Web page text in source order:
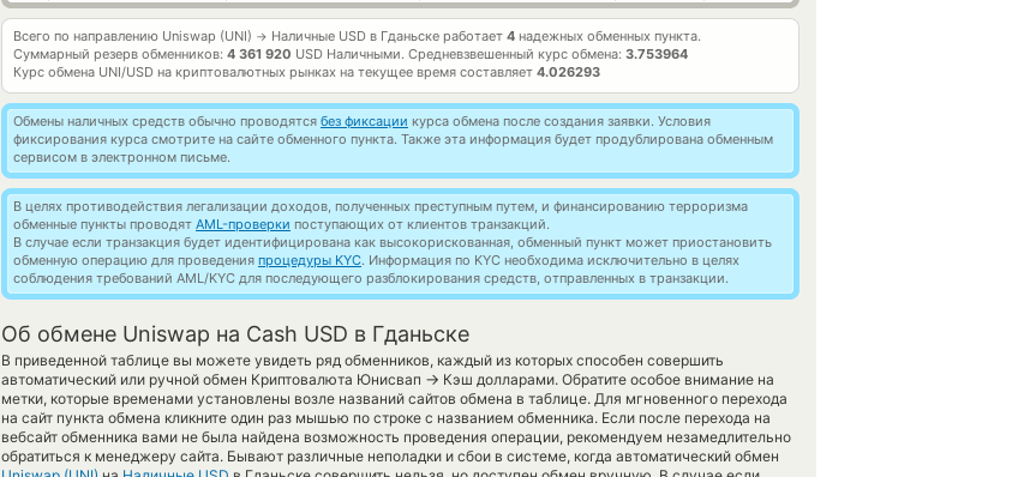
Всего по направлению Uniswap (UNI) → Наличные USD в Гданьске работает 4 надежных обменных пункта.
Суммарный резерв обменников: 4 361 920 USD Наличными. Средневзвешенный курс обмена: 3.753964
Курс обмена UNI/USD на криптовалютных рынках на текущее время составляет 4.026293
Обмены наличных средств обычно проводятся без фиксации курса обмена после создания заявки. Условия
фиксирования курса смотрите на сайте обменного пункта. Также эта информация будет продублирована обменным
сервисом в электронном письме.
В целях противодействия легализации доходов, полученных преступным путем, и финансированию терроризма
обменные пункты проводят AML-проверки поступающих от клиентов транзакций.
В случае если транзакция будет идентифицирована как высокорискованная, обменный пункт может приостановить
обменную операцию для проведения процедуры KYC. Информация по KYC необходима исключительно в целях
соблюдения требований AML/KYC для последующего разблокирования средств, отправленных в транзакции.
Об обмене Uniswap на Cash USD в Гданьске
В приведенной таблице вы можете увидеть ряд обменников, каждый из которых способен совершить
автоматический или ручной обмен Криптовалюта Юнисвап → Кэш долларами. Обратите особое внимание на
метки, которые временами установлены возле названий сайтов обмена в таблице. Для мгновенного перехода
на сайт пункта обмена кликните один раз мышью по строке с названием обменника. Если после перехода на
вебсайт обменника вами не была найдена возможность проведения операции, рекомендуем незамедлительно
обратиться к менеджеру сайта. Бывают различные неполадки и сбои в системе, когда автоматический обмен